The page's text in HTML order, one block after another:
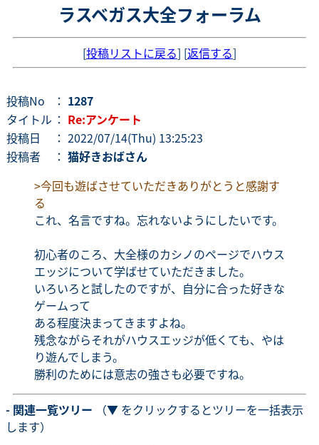
ラスベガス大全フォーラム
[投稿リストに戻る] [返信する]
投稿No ： 1287
タイトル ： Re:アンケート
投稿日
： 2022/07/14(Thu) 13:25:23
投稿者
： 猫好きおばさん
>今回も遊ばさせていただきありがとうと感謝す
る
これ、名言ですね。忘れないようにしたいです。
初心者のころ、大全様のカシノのページでハウス
エッジについて学ばせていただきました。
いろいろと試したのですが、自分に合った好きな
ゲームって
ある程度決まってきますよね。
残念ながらそれがハウスエッジが低くても、やは
り遊んでしまう。
勝利のためには意志の強さも必要ですね。
- 関連一覧ツリー （▼ をクリックするとツリーを一括表示
します）